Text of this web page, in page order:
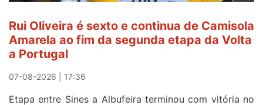
Rui Oliveira é sexto e continua de Camisola
Amarela ao fim da segunda etapa da Volta
a Portugal
07-08-2026 | 17:36
Etapa entre Sines a Albufeira terminou com vitória no